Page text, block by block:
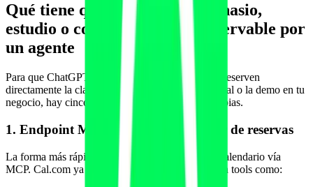
Qué tiene que exponer un gimnasio,
estudio o consulta para ser reservable por
un agente
Para que ChatGPT, Claude, Perplexity o Gemini reserven
directamente la clase de prueba, la valoración inicial o la demo en tu
negocio, hay cinco capas que tienes que tener limpias.
1. Endpoint MCP propio o del partner de reservas
La forma más rápida en mid-2026 es exponer tu calendario vía
MCP. Cal.com ya tiene un MCP server estable con tools como: